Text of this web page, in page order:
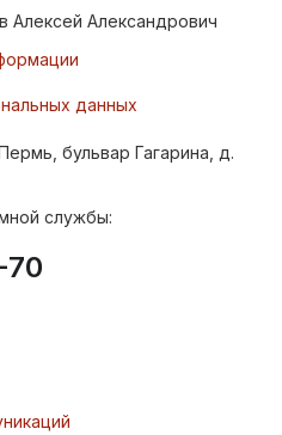
Алексей Александрович
данных
бульвар Гагарина, д.
службы:
70